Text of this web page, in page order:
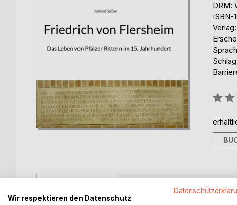
DRM:
ISBN-
Wir respektieren den Datenschutz